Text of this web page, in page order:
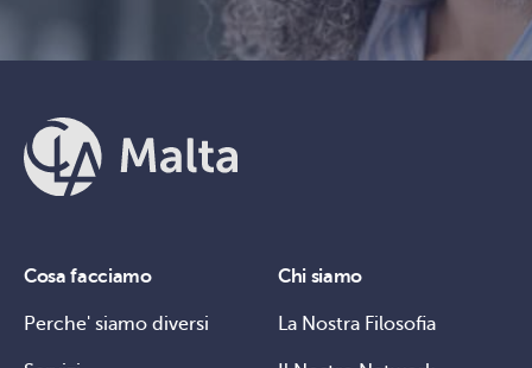
Cosa facciamo
Perche' siamo diversi
Chi siamo
La Nostra Filosofia